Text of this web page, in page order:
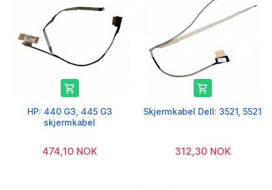

HP: 440 G3, 445 G3
skjermkabel
474,10 NOK

Skjermkabel Dell: 3521, 5521
312,30 NOK